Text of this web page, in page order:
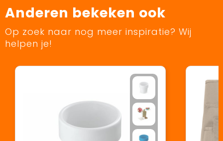
Anderen bekeken ook
Op zoek naar nog meer inspiratie? Wij
helpen je!